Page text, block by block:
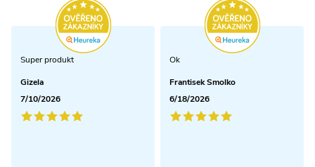
Super produkt
Gizela
7/10/2026
Ok
Frantisek Smolko
6/18/2026